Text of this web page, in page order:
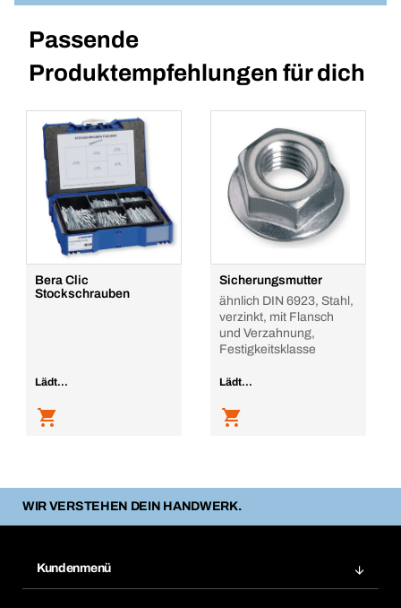
Passende
Produktempfehlungen für dich
Bera Clic
Stockschrauben
Lädt...
Sicherungsmutter
ähnlich DIN 6923, Stahl,
verzinkt, mit Flansch
und Verzahnung,
Festigkeitsklasse
Lädt...
WIR VERSTEHEN DEIN HANDWERK.
Kundenmenü